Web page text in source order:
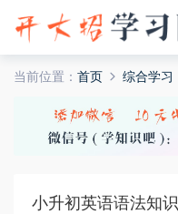
当前位置： 首页 综合学习
小升初英语语法知